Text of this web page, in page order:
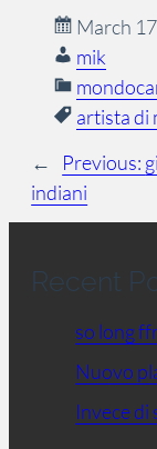
March
mik
artista di
←
Previous:
indiani
Recent
so long
Nuovo
Invece